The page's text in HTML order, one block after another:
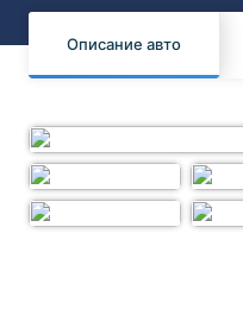
Описание авто